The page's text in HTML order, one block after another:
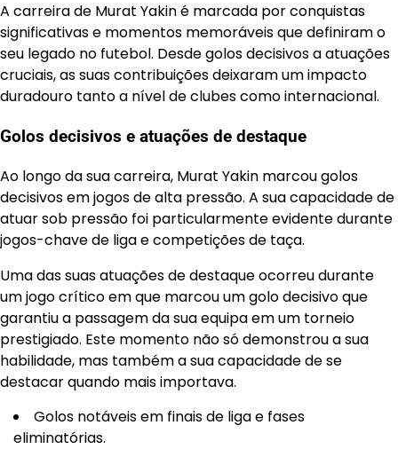
A carreira de Murat Yakin é marcada por conquistas
significativas e momentos memoráveis que definiram o
seu legado no futebol. Desde golos decisivos a atuações
cruciais, as suas contribuições deixaram um impacto
duradouro tanto a nível de clubes como internacional.
Golos decisivos e atuações de destaque
Ao longo da sua carreira, Murat Yakin marcou golos
decisivos em jogos de alta pressão. A sua capacidade de
atuar sob pressão foi particularmente evidente durante
jogos-chave de liga e competições de taça.
Uma das suas atuações de destaque ocorreu durante
um jogo crítico em que marcou um golo decisivo que
garantiu a passagem da sua equipa em um torneio
prestigiado. Este momento não só demonstrou a sua
habilidade, mas também a sua capacidade de se
destacar quando mais importava.
Golos notáveis em finais de liga e fases
eliminatórias.